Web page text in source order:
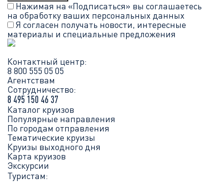
Нажимая на «Подписаться» вы соглашаетесь
на обработку ваших персональных данных
Я согласен получать новости, интересные
материалы и специальные предложения
Контактный центр:
8 800 555 05 05
Агентствам
Сотрудничество:
8 495 150 46 37
Каталог круизов
Популярные направления
По городам отправления
Тематические круизы
Круизы выходного дня
Карта круизов
Экскурсии
Туристам: